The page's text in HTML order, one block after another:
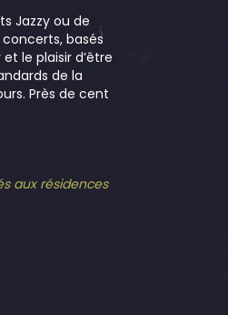
Jazzy ou de
basés
le plaisir d’être
de la
Près de cent
aux résidences